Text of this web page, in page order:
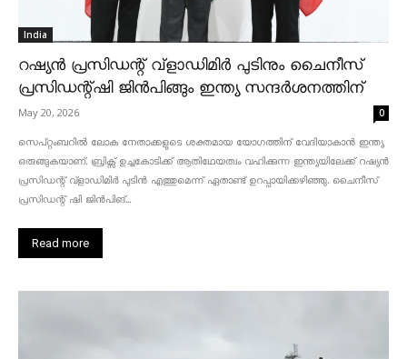
India
റഷ്യൻ പ്രസിഡന്റ് വ്‌ളാഡിമിർ പുടിനും ചൈനീസ്
പ്രസിഡന്റ്ഷി ജിൻപിങ്ങും ഇന്ത്യ സന്ദർശനത്തിന്
May 20, 2026 0
സെപ്റ്റംബറിൽ ലോക നേതാക്കളുടെ ശക്തമായ യോഗത്തിന് വേദിയാകാൻ ഇന്ത്യ
ഒരുങ്ങുകയാണ്. ബ്രിക്സ് ഉച്ചകോടിക്ക് ആതിഥേയത്വം വഹിക്കുന്ന ഇന്ത്യയിലേക്ക് റഷ്യൻ
പ്രസിഡന്റ് വ്‌ളാഡിമിർ പുടിൻ എത്തുമെന്ന് ഏതാണ്ട് ഉറപ്പായിക്കഴിഞ്ഞു. ചൈനീസ്
പ്രസിഡന്റ് ഷി ജിൻപിങ്...
Read more